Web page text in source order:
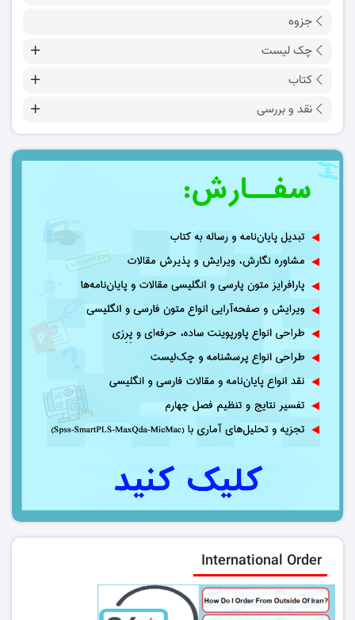
جزوه
چک لیست
کتاب
نقد و بررسی
International Order